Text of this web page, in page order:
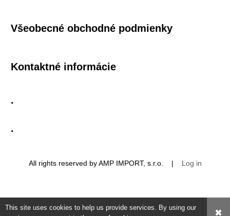
Všeobecné obchodné podmienky
Kontaktné informácie
.
.
All rights reserved by AMP IMPORT, s.r.o. | Log in
This site uses cookies to help us provide services. By using our
✖